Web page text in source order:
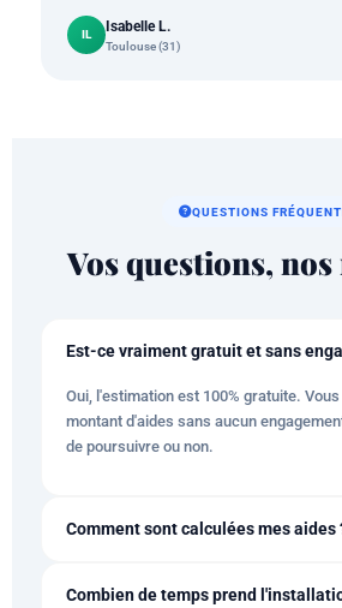
IL Isabelle L.
Toulouse (31)
QUESTIONS
Vos questions,
Est-ce vraiment gratuit et sans
Oui, l'estimation est 100% gratuite.
montant d'aides sans aucun
de poursuivre ou non.
Comment sont calculées mes aides
vos revenus, votre type de logement et
Combien de temps prend